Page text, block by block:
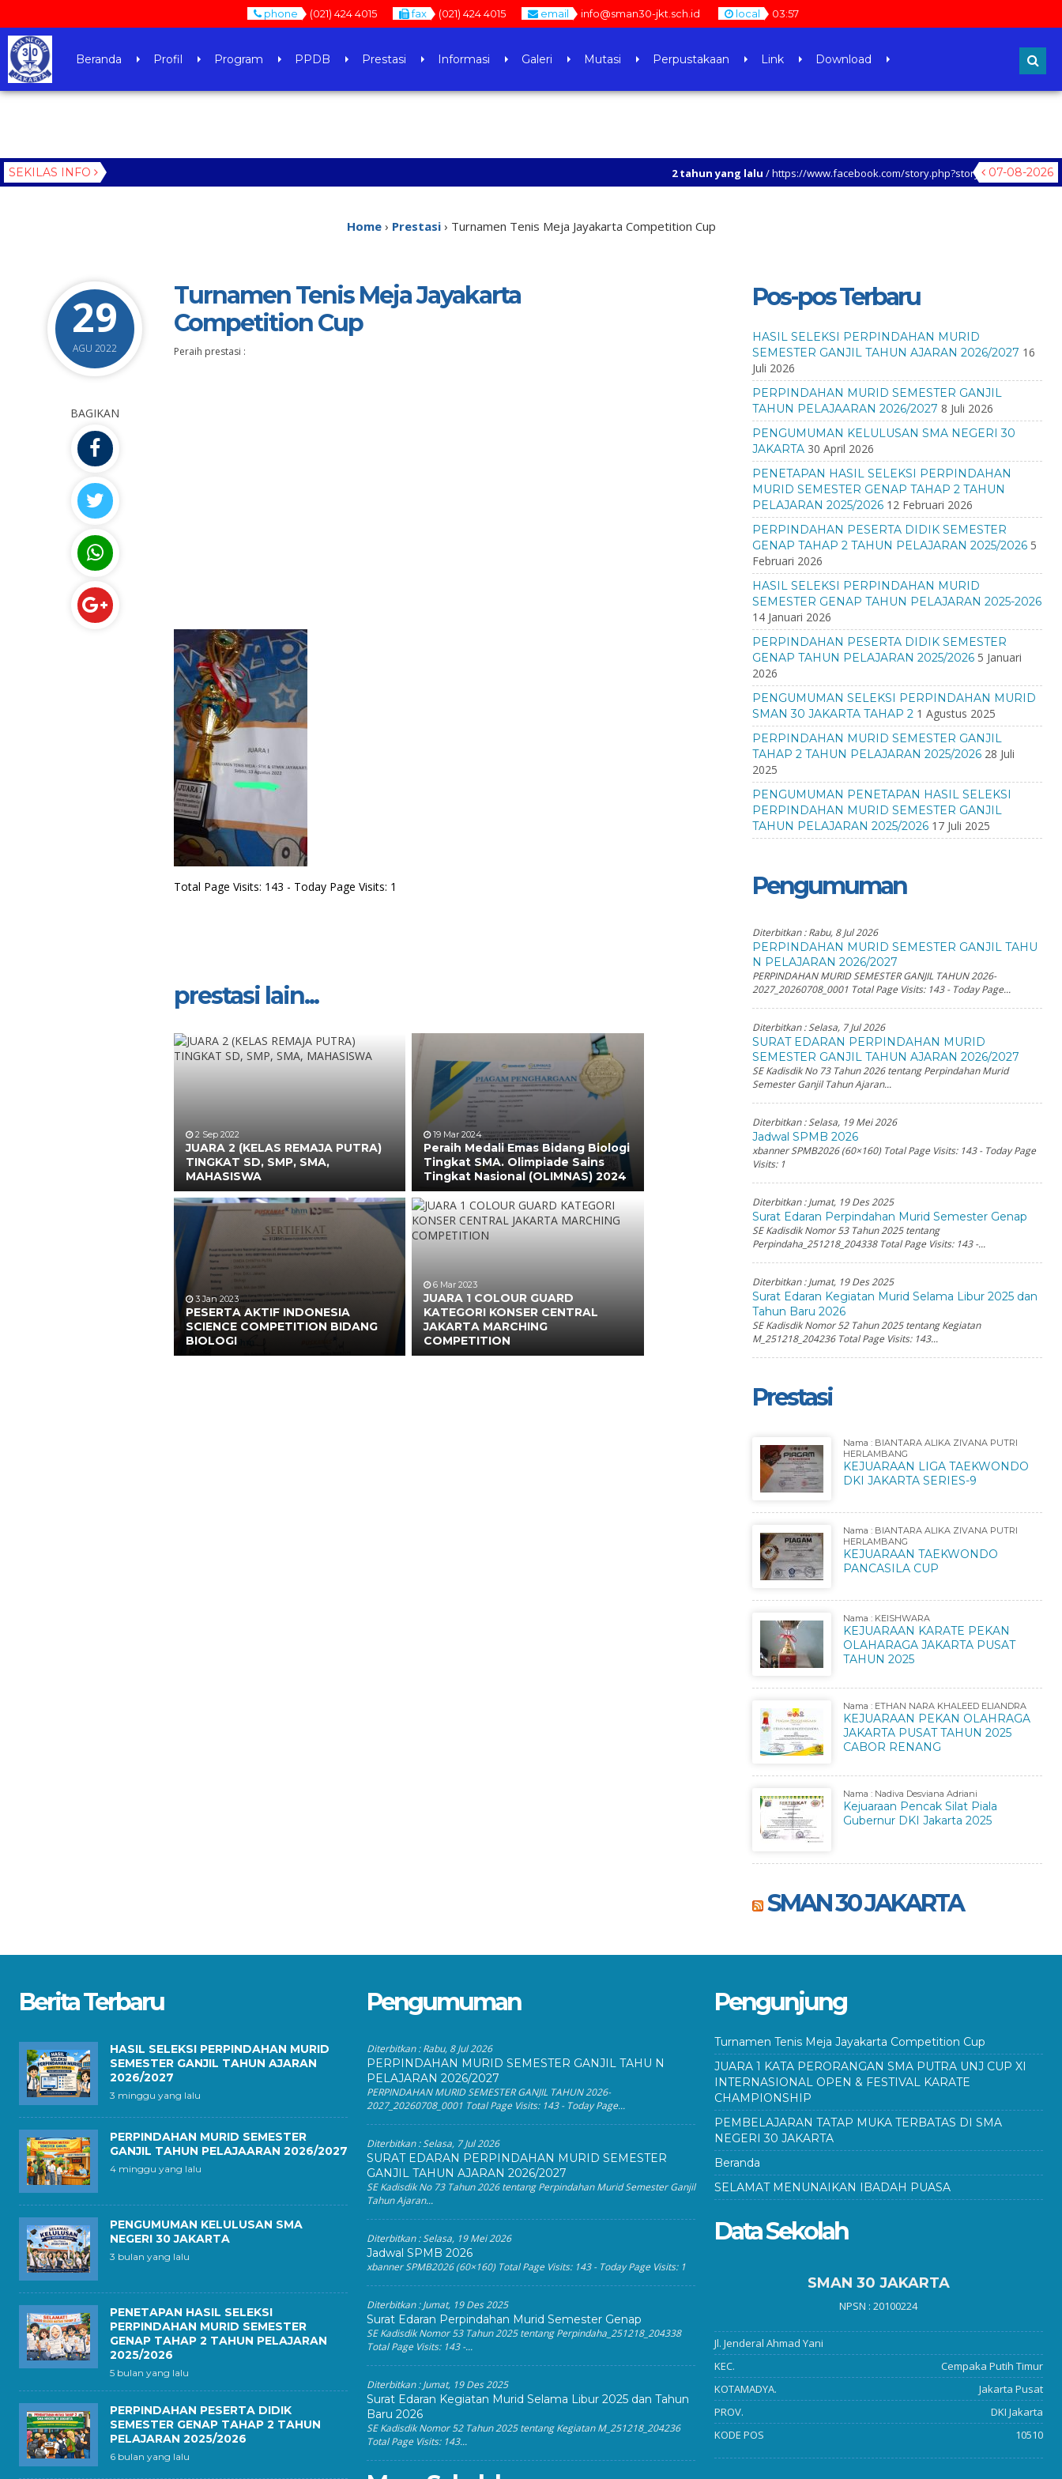
phone (021) 424 4015 fax (021) 424 4015 email info@sman30-jkt.sch.id local 03:57
Beranda Profil Program PPDB Prestasi Informasi Galeri Mutasi Perpustakaan Link Download
SEKILAS INFO 07-08-2026
2 tahun yang lalu/ https://www.facebook.com/
Home› Prestasi› Turnamen Tenis Meja Jayakarta Competition Cup
29
AGU 2022
Turnamen Tenis Meja Jayakarta
Competition Cup
Peraih prestasi :
BAGIKAN
Total Page Visits: 143 - Today Page Visits: 1
prestasi lain...
2 Sep 2022
JUARA 2 (KELAS REMAJA PUTRA)
TINGKAT SD, SMP, SMA,
MAHASISWA
19 Mar 2024
Peraih Medali Emas Bidang Biologi
Tingkat SMA. Olimpiade Sains
Tingkat Nasional (OLIMNAS) 2024
3 Jan 2023
PESERTA AKTIF INDONESIA
SCIENCE COMPETITION BIDANG
BIOLOGI
6 Mar 2023
JUARA 1 COLOUR GUARD
KATEGORI KONSER CENTRAL
JAKARTA MARCHING
COMPETITION
Pos-pos Terbaru
HASIL SELEKSI PERPINDAHAN MURID
SEMESTER GANJIL TAHUN AJARAN 2026/2027 16
Juli 2026
PERPINDAHAN MURID SEMESTER GANJIL
TAHUN PELAJAARAN 2026/2027 8 Juli 2026
PENGUMUMAN KELULUSAN SMA NEGERI 30
JAKARTA 30 April 2026
PENETAPAN HASIL SELEKSI PERPINDAHAN
MURID SEMESTER GENAP TAHAP 2 TAHUN
PELAJARAN 2025/2026 12 Februari 2026
PERPINDAHAN PESERTA DIDIK SEMESTER
GENAP TAHAP 2 TAHUN PELAJARAN 2025/2026 5
Februari 2026
HASIL SELEKSI PERPINDAHAN MURID
SEMESTER GENAP TAHUN PELAJARAN 2025-2026
14 Januari 2026
PERPINDAHAN PESERTA DIDIK SEMESTER
GENAP TAHUN PELAJARAN 2025/2026 5 Januari
2026
PENGUMUMAN SELEKSI PERPINDAHAN MURID
SMAN 30 JAKARTA TAHAP 2 1 Agustus 2025
PERPINDAHAN MURID SEMESTER GANJIL
TAHAP 2 TAHUN PELAJARAN 2025/2026 28 Juli
2025
PENGUMUMAN PENETAPAN HASIL SELEKSI
PERPINDAHAN MURID SEMESTER GANJIL
TAHUN PELAJARAN 2025/2026 17 Juli 2025
Pengumuman
Diterbitkan :Rabu, 8 Jul 2026
PERPINDAHAN MURID SEMESTER GANJIL TAHU
N PELAJARAN 2026/2027
PERPINDAHAN MURID SEMESTER GANJIL TAHUN 2026-
2027_20260708_0001 Total Page Visits: 143 - Today Page...
Diterbitkan :Selasa, 7 Jul 2026
SURAT EDARAN PERPINDAHAN MURID
SEMESTER GANJIL TAHUN AJARAN 2026/2027
SE Kadisdik No 73 Tahun 2026 tentang Perpindahan Murid
Semester Ganjil Tahun Ajaran...
Diterbitkan :Selasa, 19 Mei 2026
Jadwal SPMB 2026
xbanner SPMB2026 (60×160) Total Page Visits: 143 - Today Page
Visits: 1
Diterbitkan :Jumat, 19 Des 2025
Surat Edaran Perpindahan Murid Semester Genap
SE Kadisdik Nomor 53 Tahun 2025 tentang
Perpindaha_251218_204338 Total Page Visits: 143 -...
Diterbitkan :Jumat, 19 Des 2025
Surat Edaran Kegiatan Murid Selama Libur 2025 dan
Tahun Baru 2026
SE Kadisdik Nomor 52 Tahun 2025 tentang Kegiatan
M_251218_204236 Total Page Visits: 143...
Prestasi
Nama : BIANTARA ALIKA ZIVANA PUTRI
HERLAMBANG
KEJUARAAN LIGA TAEKWONDO
DKI JAKARTA SERIES-9
Nama : BIANTARA ALIKA ZIVANA PUTRI
HERLAMBANG
KEJUARAAN TAEKWONDO
PANCASILA CUP
Nama : KEISHWARA
KEJUARAAN KARATE PEKAN
OLAHARAGA JAKARTA PUSAT
TAHUN 2025
Nama : ETHAN NARA KHALEED ELIANDRA
KEJUARAAN PEKAN OLAHRAGA
JAKARTA PUSAT TAHUN 2025
CABOR RENANG
Nama : Nadiva Desviana Adriani
Kejuaraan Pencak Silat Piala
Gubernur DKI Jakarta 2025
SMAN 30 JAKARTA
Berita Terbaru
HASIL SELEKSI PERPINDAHAN MURID
SEMESTER GANJIL TAHUN AJARAN
2026/2027
3 minggu yang lalu
PERPINDAHAN MURID SEMESTER
GANJIL TAHUN PELAJAARAN 2026/2027
4 minggu yang lalu
PENGUMUMAN KELULUSAN SMA
NEGERI 30 JAKARTA
3 bulan yang lalu
PENETAPAN HASIL SELEKSI
PERPINDAHAN MURID SEMESTER
GENAP TAHAP 2 TAHUN PELAJARAN
2025/2026
5 bulan yang lalu
PERPINDAHAN PESERTA DIDIK
SEMESTER GENAP TAHAP 2 TAHUN
PELAJARAN 2025/2026
6 bulan yang lalu
Pengumuman
Diterbitkan :Rabu, 8 Jul 2026
PERPINDAHAN MURID SEMESTER GANJIL TAHU N
PELAJARAN 2026/2027
PERPINDAHAN MURID SEMESTER GANJIL TAHUN 2026-
2027_20260708_0001 Total Page Visits: 143 - Today Page...
Diterbitkan :Selasa, 7 Jul 2026
SURAT EDARAN PERPINDAHAN MURID SEMESTER
GANJIL TAHUN AJARAN 2026/2027
SE Kadisdik No 73 Tahun 2026 tentang Perpindahan Murid Semester Ganjil
Tahun Ajaran...
Diterbitkan :Selasa, 19 Mei 2026
Jadwal SPMB 2026
xbanner SPMB2026 (60×160) Total Page Visits: 143 - Today Page Visits: 1
Diterbitkan :Jumat, 19 Des 2025
Surat Edaran Perpindahan Murid Semester Genap
SE Kadisdik Nomor 53 Tahun 2025 tentang Perpindaha_251218_204338
Total Page Visits: 143 -...
Diterbitkan :Jumat, 19 Des 2025
Surat Edaran Kegiatan Murid Selama Libur 2025 dan Tahun
Baru 2026
SE Kadisdik Nomor 52 Tahun 2025 tentang Kegiatan M_251218_204236
Total Page Visits: 143...
Pengunjung
Turnamen Tenis Meja Jayakarta Competition Cup
JUARA 1 KATA PERORANGAN SMA PUTRA UNJ CUP XI
INTERNASIONAL OPEN & FESTIVAL KARATE
CHAMPIONSHIP
PEMBELAJARAN TATAP MUKA TERBATAS DI SMA
NEGERI 30 JAKARTA
Beranda
SELAMAT MENUNAIKAN IBADAH PUASA
Data Sekolah
SMAN 30 JAKARTA
NPSN : 20100224
Jl. Jenderal Ahmad Yani
KEC.
Cempaka Putih Timur
KOTAMADYA.
Jakarta Pusat
PROV.
DKI Jakarta
KODE POS
10510